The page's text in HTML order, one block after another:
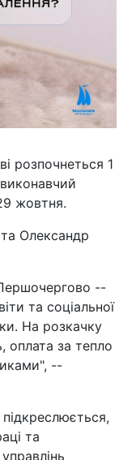
розпочнеться 1
жовтня.
Олександр
--
та соціальної
На розкачку
оплата за тепло
--
та